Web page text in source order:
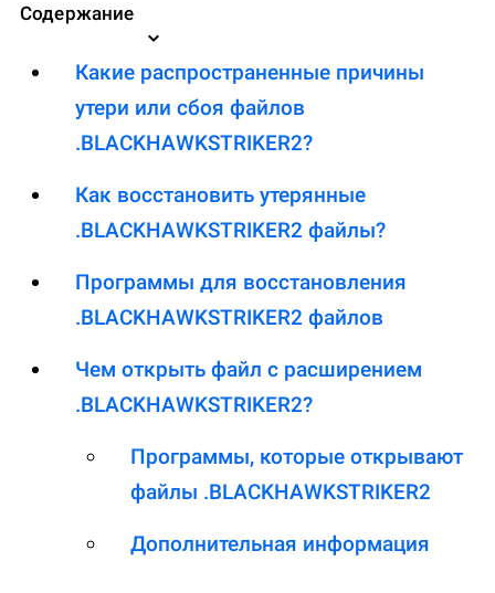
Содержание
Какие распространенные причины
утери или сбоя файлов
.BLACKHAWKSTRIKER2?
Как восстановить утерянные
.BLACKHAWKSTRIKER2 файлы?
Программы для восстановления
.BLACKHAWKSTRIKER2 файлов
Чем открыть файл с расширением
.BLACKHAWKSTRIKER2?
Программы, которые открывают
файлы .BLACKHAWKSTRIKER2
Дополнительная информация